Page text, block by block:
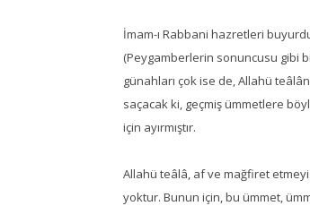
İmam-ı Rabbani hazretleri
(Peygamberlerin sonuncusu gibi
günahları çok ise de, Allahü
saçacak ki, geçmiş ümmetlere
için ayırmıştır.
Allahü teâlâ, af ve mağfiret
yoktur. Bunun için, bu ümmet,